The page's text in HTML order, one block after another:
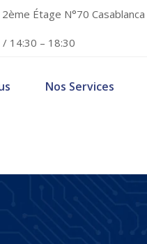
Étage N°70 Casablanca
/ 14:30 – 18:30
Nos Services